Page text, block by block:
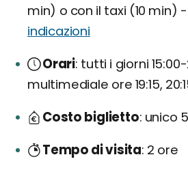
min) o con il taxi (10 min) -
indicazioni
Orari tutti i giorni
multimediale ore 19:15,
Costo biglietto unico
Tempo di visita 2 ore